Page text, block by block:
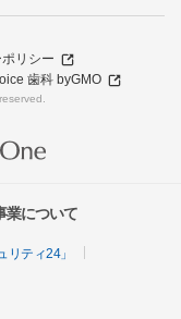
リシー
歯科 byGMO
業について
ティ24」